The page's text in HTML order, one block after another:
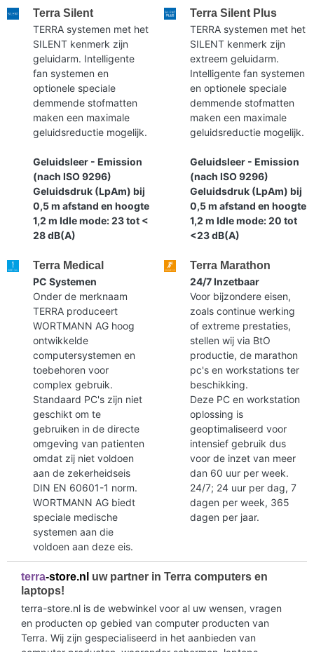
Terra Silent
TERRA systemen met het
SILENT kenmerk zijn
geluidarm. Intelligente
fan systemen en
optionele speciale
demmende stofmatten
maken een maximale
geluidsreductie mogelijk.
Geluidsleer - Emission
(nach ISO 9296)
Geluidsdruk (LpAm) bij
0,5 m afstand en hoogte
1,2 m Idle mode: 23 tot <
28 dB(A)
Terra Silent Plus
TERRA systemen met het
SILENT kenmerk zijn
extreem geluidarm.
Intelligente fan systemen
en optionele speciale
demmende stofmatten
maken een maximale
geluidsreductie mogelijk.
Geluidsleer - Emission
(nach ISO 9296)
Geluidsdruk (LpAm) bij
0,5 m afstand en hoogte
1,2 m Idle mode: 20 tot
<23 dB(A)
Terra Medical
PC Systemen
Onder de merknaam
TERRA produceert
WORTMANN AG hoog
ontwikkelde
computersystemen en
toebehoren voor
complex gebruik.
Standaard PC's zijn niet
geschikt om te
gebruiken in de directe
omgeving van patienten
omdat zij niet voldoen
aan de zekerheidseis
DIN EN 60601-1 norm.
WORTMANN AG biedt
speciale medische
systemen aan die
voldoen aan deze eis.
Terra Marathon
24/7 Inzetbaar
Voor bijzondere eisen,
zoals continue werking
of extreme prestaties,
stellen wij via BtO
productie, de marathon
pc's en workstations ter
beschikking.
Deze PC en workstation
oplossing is
geoptimaliseerd voor
intensief gebruik dus
voor de inzet van meer
dan 60 uur per week.
24/7; 24 uur per dag, 7
dagen per week, 365
dagen per jaar.
terra-store.nl uw partner in Terra computers en
laptops!
terra-store.nl is de webwinkel voor al uw wensen, vragen
en producten op gebied van computer producten van
Terra. Wij zijn gespecialiseerd in het aanbieden van